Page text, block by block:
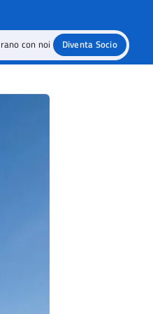
con noi Diventa Socio